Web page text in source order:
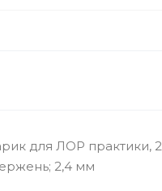
для ЛОР практики,
2,4 мм